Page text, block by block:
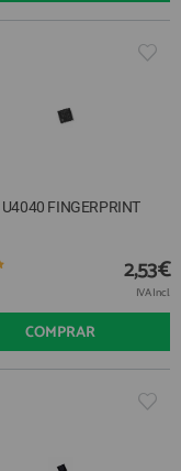
U4040 FINGERPRINT
2,53€
IVA Incl.
COMPRAR